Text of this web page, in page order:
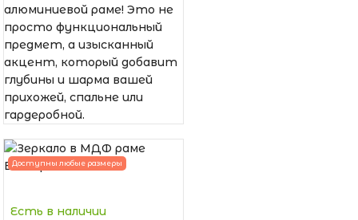
алюминиевой раме! Это не
просто функциональный
предмет, а изысканный
акцент, который добавит
глубины и шарма вашей
прихожей, спальне или
гардеробной.
Доступны любые размеры
Есть в наличии